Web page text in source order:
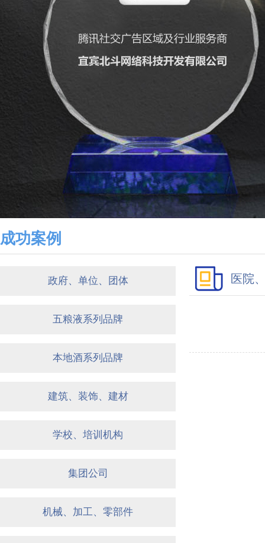
成功案例
政府、单位、团体
五粮液系列品牌
本地酒系列品牌
建筑、装饰、建材
学校、培训机构
集团公司
机械、加工、零部件
医院